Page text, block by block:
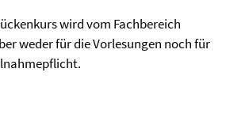
wird vom Fachbereich
weder für die Vorlesungen noch für